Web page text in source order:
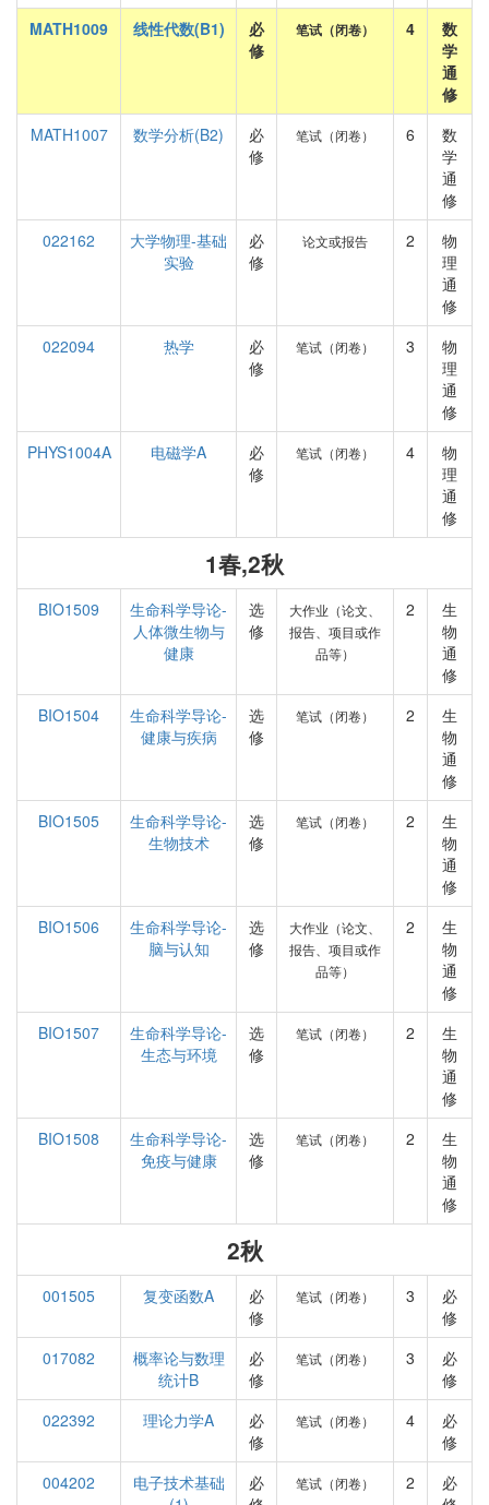
MATH1009
线性代数(B1)
必
修
笔试（闭卷） 4
数
学
通
修
MATH1007
数学分析(B2)
必
修
笔试（闭卷） 6
数
学
通
修
022162
大学物理-基础
实验
必
修
论文或报告 2
物
理
通
修
022094
热学
必
修
笔试（闭卷） 3
物
理
通
修
PHYS1004A
电磁学A
必
修
笔试（闭卷） 4
物
理
通
修
1春,2秋
BIO1509
生命科学导论-
人体微生物与
健康
选
修
大作业（论文、
报告、项目或作
品等）
2
生
物
通
修
BIO1504
生命科学导论-
健康与疾病
选
修
笔试（闭卷） 2
生
物
通
修
BIO1505
生命科学导论-
生物技术
选
修
笔试（闭卷） 2
生
物
通
修
BIO1506
生命科学导论-
脑与认知
选
修
大作业（论文、
报告、项目或作
品等）
2
生
物
通
修
BIO1507
生命科学导论-
生态与环境
选
修
笔试（闭卷） 2
生
物
通
修
BIO1508
生命科学导论-
免疫与健康
选
修
笔试（闭卷） 2
生
物
通
修
2秋
001505 复变函数A
必
修
笔试（闭卷） 3
必
修
017082
概率论与数理
统计B
必
修
笔试（闭卷） 3
必
修
022392
理论力学A
必
修
笔试（闭卷） 4
必
修
004202
电子技术基础
必
笔试（闭卷） 2
必